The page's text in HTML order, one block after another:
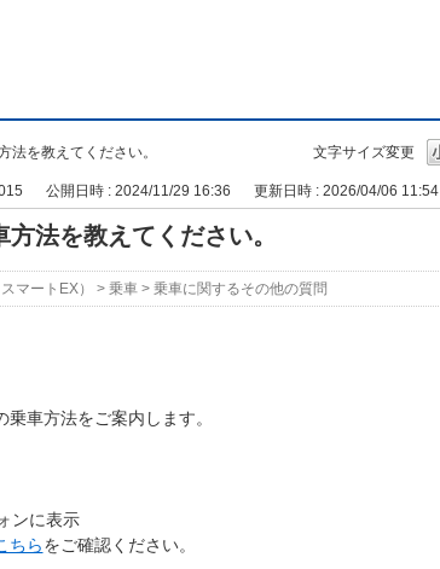
文字サイズ変更
法を教えてください。
公開日時 : 2024/11/29 16:36 更新日時 : 2026/04/06 11:54
法を教えてください。
マートEX） > 乗車> 乗車に関するその他の質問
車方法をご案内します。
ンに表示
ちらをご確認ください。